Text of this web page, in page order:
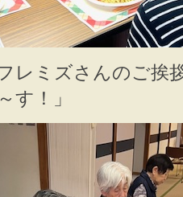
レミズさんのご挨
す！」